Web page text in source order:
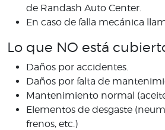
de Randash Auto Center.
En caso de falla mecánica
Lo que NO está
Daños por accidentes.
Daños por falta de
Mantenimiento normal
Elementos de desgaste
frenos, etc.)